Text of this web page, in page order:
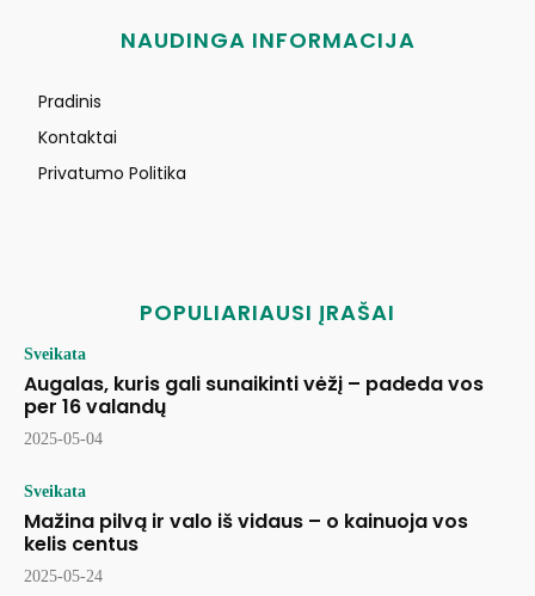
NAUDINGA INFORMACIJA
Pradinis
Kontaktai
Privatumo Politika
POPULIARIAUSI ĮRAŠAI
Sveikata
Augalas, kuris gali sunaikinti vėžį – padeda vos
per 16 valandų
2025-05-04
Sveikata
Mažina pilvą ir valo iš vidaus – o kainuoja vos
kelis centus
2025-05-24